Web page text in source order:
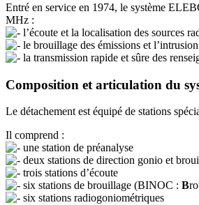
Entré en service en 1974, le système
MHz :
l’écoute et la localisation des sources
le brouillage des émissions et
la transmission rapide et sûre des
Composition et articulation du
Le détachement est équipé de stations
Il comprend :
une station de préanalyse
deux stations de direction gonio et
trois stations d’écoute
six stations de brouillage (BINOC : B
six stations radiogoniométriques